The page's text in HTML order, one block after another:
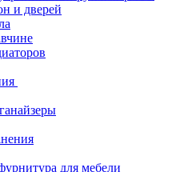
и дверей
для мебели